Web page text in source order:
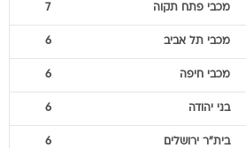
מכבי פתח תקוה 7
מכבי תל אביב 6
מכבי חיפה 6
בני יהודה 6
בית"ר ירושלים 6